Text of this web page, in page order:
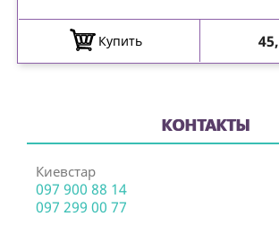
Купить
КОНТАКТЫ
Киевстар
097 900 88 14
097 299 00 77